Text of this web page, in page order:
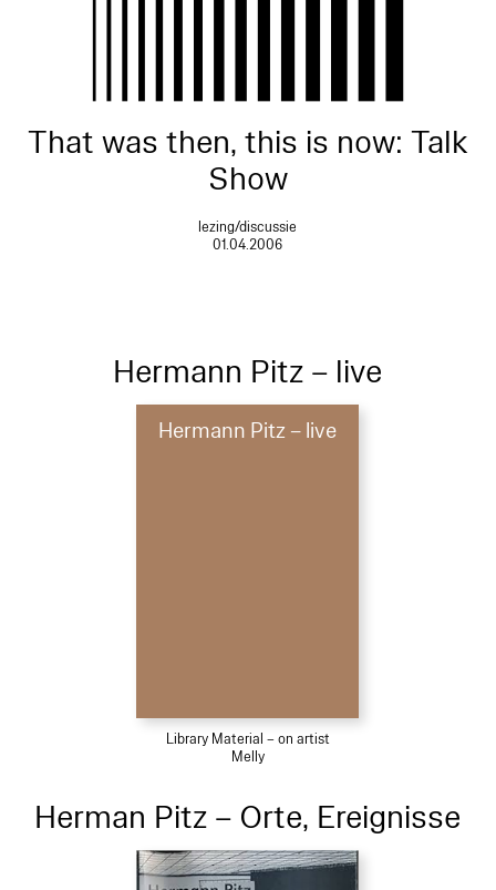
That was then, this is now: Talk
Show
lezing/discussie
01.04.2006
Hermann Pitz – live
Hermann Pitz – live
Library Material – on artist
Melly
Herman Pitz – Orte, Ereignisse